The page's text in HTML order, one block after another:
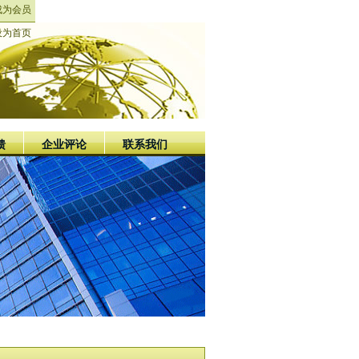
会员
为首页
企业评论 联系我们